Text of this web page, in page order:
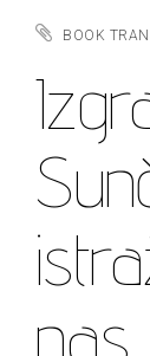
BOOK
nas